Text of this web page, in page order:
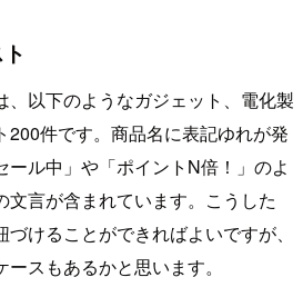
、以下のようなガジェット、電化製
200件です。商品名に表記ゆれが発
ル中」や「ポイントN倍！」のよ
文言が含まれています。こうした
けることができればよいですが、
スもあるかと思います。